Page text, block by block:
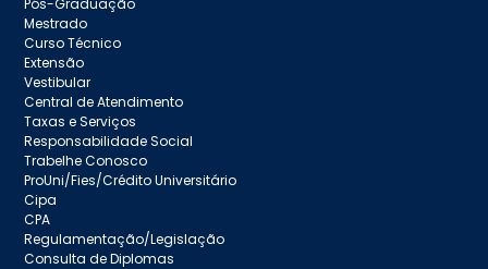
Mestrado
Curso Técnico
Extensão
Vestibular
Central de Atendimento
Taxas e Serviços
Responsabilidade Social
Trabelhe Conosco
ProUni/Fies/Crédito Universitário
Cipa
CPA
Regulamentação/Legislação
Consulta de Diplomas